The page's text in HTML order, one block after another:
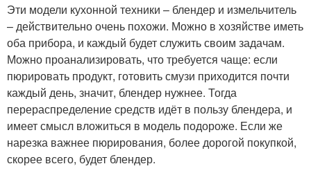
Эти модели кухонной техники – блендер и измельчитель
– действительно очень похожи. Можно в хозяйстве иметь
оба прибора, и каждый будет служить своим задачам.
Можно проанализировать, что требуется чаще: если
пюрировать продукт, готовить смузи приходится почти
каждый день, значит, блендер нужнее. Тогда
перераспределение средств идёт в пользу блендера, и
имеет смысл вложиться в модель подороже. Если же
нарезка важнее пюрирования, более дорогой покупкой,
скорее всего, будет блендер.